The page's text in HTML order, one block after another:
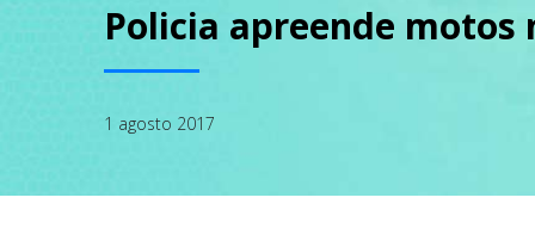
Policia apreende motos
1 agosto 2017